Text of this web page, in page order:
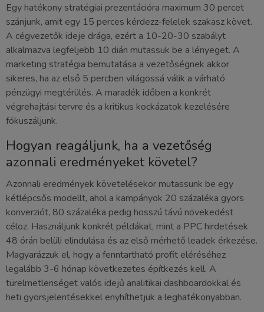
Egy hatékony stratégiai prezentációra maximum 30 percet
szánjunk, amit egy 15 perces kérdezz-felelek szakasz követ.
A cégvezetők ideje drága, ezért a 10-20-30 szabályt
alkalmazva legfeljebb 10 dián mutassuk be a lényeget. A
marketing stratégia bemutatása a vezetőségnek akkor
sikeres, ha az első 5 percben világossá válik a várható
pénzügyi megtérülés. A maradék időben a konkrét
végrehajtási tervre és a kritikus kockázatok kezelésére
fókuszáljunk.
Hogyan reagáljunk, ha a vezetőség
azonnali eredményeket követel?
Azonnali eredmények követelésekor mutassunk be egy
kétlépcsős modellt, ahol a kampányok 20 százaléka gyors
konverziót, 80 százaléka pedig hosszú távú növekedést
céloz. Használjunk konkrét példákat, mint a PPC hirdetések
48 órán belüli elindulása és az első mérhető leadek érkezése.
Magyarázzuk el, hogy a fenntartható profit eléréséhez
legalább 3-6 hónap következetes építkezés kell. A
türelmetlenséget valós idejű analitikai dashboardokkal és
heti gyorsjelentésekkel enyhíthetjük a leghatékonyabban.